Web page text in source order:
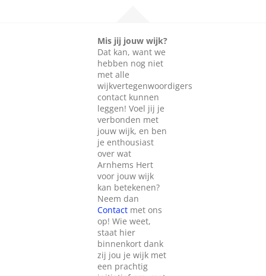
Mis jij jouw wijk?
Dat kan, want we
hebben nog niet
met alle
wijkvertegenwoordigers
contact kunnen
leggen! Voel jij je
verbonden met
jouw wijk, en ben
je enthousiast
over wat
Arnhems Hert
voor jouw wijk
kan betekenen?
Neem dan
Contact met ons
op! Wie weet,
staat hier
binnenkort dank
zij jou je wijk met
een prachtig